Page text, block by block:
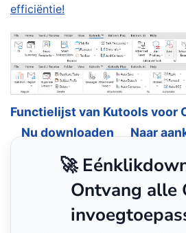
efficiëntie!
Functielijst van Kutools voor
Nu downloaden
Naar
🚀
Ontvang alle